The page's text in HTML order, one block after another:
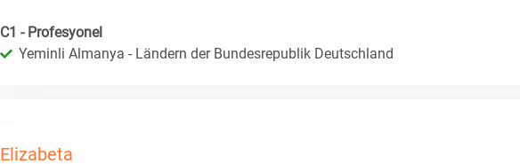
C1 - Profesyonel
Yeminli Almanya - Ländern der Bundesrepublik Deutschland
Elizabeta